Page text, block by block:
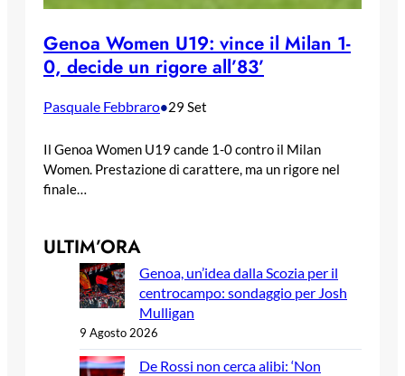
Genoa Women U19: vince il Milan 1-
0, decide un rigore all’83’
Pasquale Febbraro•29 Set
Il Genoa Women U19 cande 1-0 contro il Milan
Women. Prestazione di carattere, ma un rigore nel
finale…
ULTIM’ORA
Genoa, un’idea dalla Scozia per il
centrocampo: sondaggio per Josh
Mulligan
9 Agosto 2026
De Rossi non cerca alibi: ‘Non